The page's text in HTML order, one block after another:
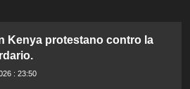
Kenya protestano contro la
: 23:50